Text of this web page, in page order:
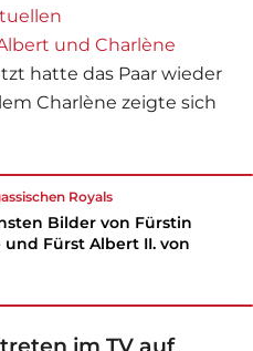
und Charlène
hatte das Paar wieder
Charlène zeigte sich
Royals
Bilder von Fürstin
und Fürst Albert II. von
im TV auf